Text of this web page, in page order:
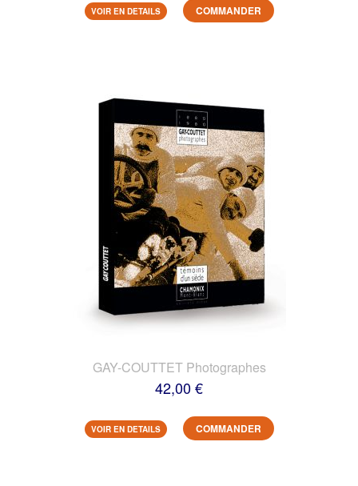
VOIR EN DETAILS COMMANDER
GAY-COUTTET Photographes
42,00 €
VOIR EN DETAILS COMMANDER